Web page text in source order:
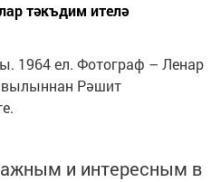
тәкъдим ителә
1964 ел. Фотограф – Ленар
Рәшит
и интересным в